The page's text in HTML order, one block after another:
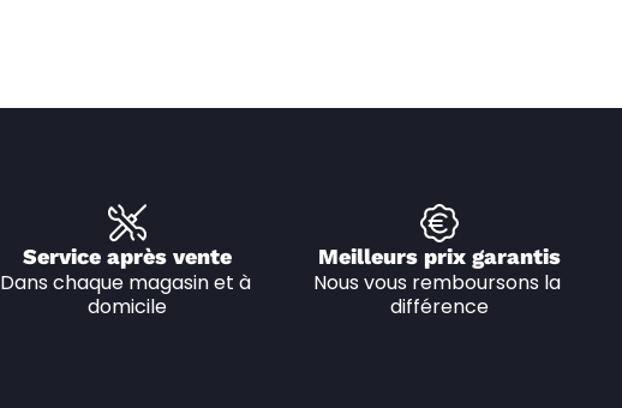
Service après vente
Dans chaque magasin et à
domicile
Meilleurs prix garantis
Nous vous remboursons la
différence